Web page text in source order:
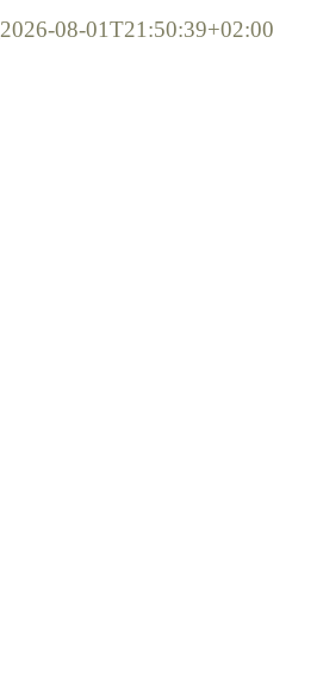
2026-08-01T21:50:39+02:00